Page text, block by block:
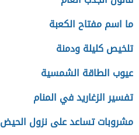
ما اسم مفتاح الكعبة
تلخيص كليلة ودمنة
عيوب الطاقة الشمسية
تفسير الزغاريد في المنام
مشروبات تساعد على نزول الحيض